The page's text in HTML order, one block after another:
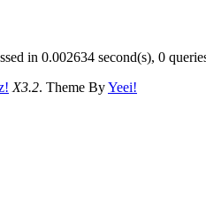
in 0.002634 second(s), 0
X3.2. Theme ByYeei!